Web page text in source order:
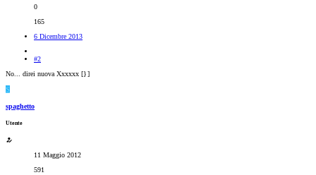
0
165
6 Dicembre 2013
#2
No... direi nuova Xxxxxx [}]
S
spaghetto
Utente
11 Maggio 2012
591